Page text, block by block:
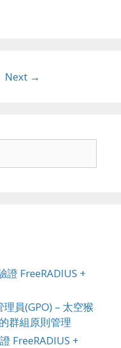
Next →
證 FreeRADIUS +
員(GPO) – 太空猴
群組原則管理
FreeRADIUS +